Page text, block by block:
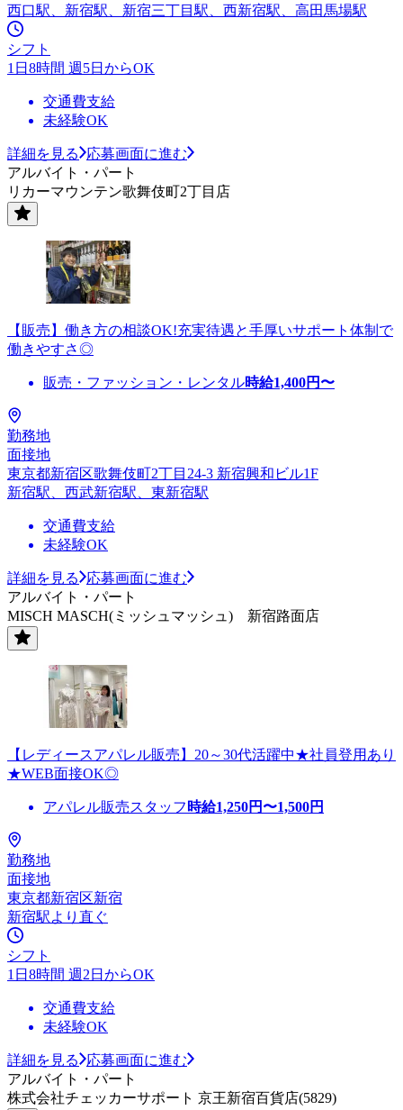
西口駅、新宿駅、新宿三丁目駅、西新宿駅、高田馬場駅
シフト
1日8時間 週5日からOK
交通費支給
未経験OK
詳細を見る
応募画面に進む
アルバイト・パート
リカーマウンテン歌舞伎町2丁目店
【販売】働き方の相談OK!充実待遇と手厚いサポート体制で
働きやすさ◎
販売・ファッション・レンタル時給1,400円〜
勤務地
面接地
東京都新宿区歌舞伎町2丁目24-3 新宿興和ビル1F
新宿駅、西武新宿駅、東新宿駅
交通費支給
未経験OK
詳細を見る
応募画面に進む
アルバイト・パート
MISCH MASCH(ミッシュマッシュ) 新宿路面店
【レディースアパレル販売】20～30代活躍中★社員登用あり
★WEB面接OK◎
アパレル販売スタッフ 時給1,250円〜1,500円
勤務地
面接地
東京都新宿区新宿
新宿駅より直ぐ
シフト
1日8時間 週2日からOK
交通費支給
未経験OK
詳細を見る
応募画面に進む
アルバイト・パート
株式会社チェッカーサポート 京王新宿百貨店(5829)